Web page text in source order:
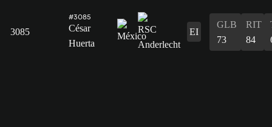
3085
#3085
César
Huerta
EI
GLB
73
RIT
84